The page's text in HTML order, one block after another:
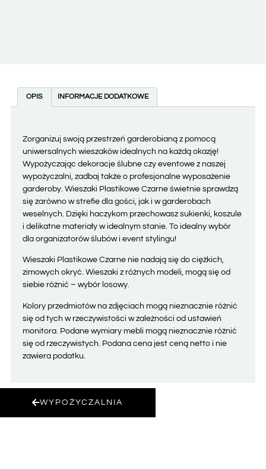
OPIS INFORMACJE DODATKOWE
Zorganizuj swoją przestrzeń garderobianą z pomocą
uniwersalnych wieszaków idealnych na każdą okazję!
Wypożyczając dekoracje ślubne czy eventowe z naszej
wypożyczalni, zadbaj także o profesjonalne wyposażenie
garderoby. Wieszaki Plastikowe Czarne świetnie sprawdzą
się zarówno w strefie dla gości, jak i w garderobach
weselnych. Dzięki haczykom przechowasz sukienki, koszule
i delikatne materiały w idealnym stanie. To idealny wybór
dla organizatorów ślubów i event stylingu!
Wieszaki Plastikowe Czarne nie nadają się do ciężkich,
zimowych okryć. Wieszaki z różnych modeli, mogą się od
siebie różnić – wybór losowy.
Kolory przedmiotów na zdjęciach mogą nieznacznie różnić
się od tych w rzeczywistości w zależności od ustawień
monitora. Podane wymiary mebli mogą nieznacznie różnić
się od rzeczywistych. Podana cena jest ceną netto i nie
zawiera podatku.
WYPOŻYCZALNIA